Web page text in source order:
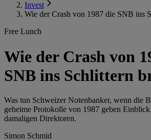
Invest
Wie der Crash von 1987 die SNB ins
Free Lunch
Wie der Crash von
SNB ins Schlittern
Was tun Schweizer Notenbanker, wenn die
geheime Protokolle von 1987 geben
damaligen Direktoren.
Simon Schmid